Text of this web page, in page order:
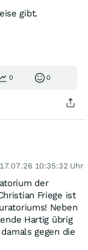
gibt.
0 0
17.07.26 10:35:32 Uhr
der
Friege ist
Neben
Hartig übrig
gegen die